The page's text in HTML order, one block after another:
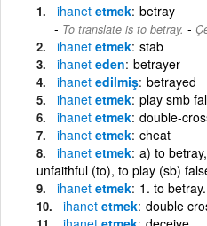
ihanet etmek betray
To translate is to betray. -
ihanet etmek stab
ihanet eden betrayer
ihanet edilmiş betrayed
ihanet etmek play smb
ihanet etmek double-
ihanet etmek cheat
ihanet etmek a) to
unfaithful (to), to play (sb)
ihanet etmek 1. to
ihanet etmek double